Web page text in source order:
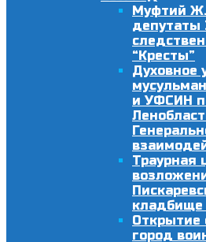
Муфтий
депутаты
“Кресты”
Духовное
и УФСИН
Траурная
кладбище
Открытие
город